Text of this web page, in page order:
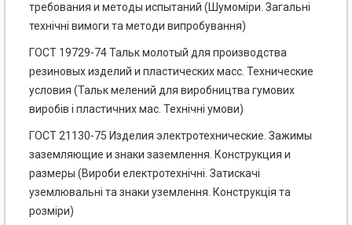
требования и методы испытаний (Шумоміри. Загальні
технічні вимоги та методи випробування)
ГОСТ 19729-74 Тальк молотый для производства
резиновых изделий и пластических масс. Технические
условия (Тальк мелений для виробництва гумових
виробів і пластичних мас. Технічні умови)
ГОСТ 21130-75 Изделия электротехнические. Зажимы
заземляющие и знаки заземлення. Конструкция и
размеры (Вироби електротехнічні. Затискачі
уземлювальні та знаки уземлення. Конструкція та
розміри)